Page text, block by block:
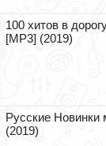
100 хитов в
[MP3] (2019)
Русские Новинки
(2019)